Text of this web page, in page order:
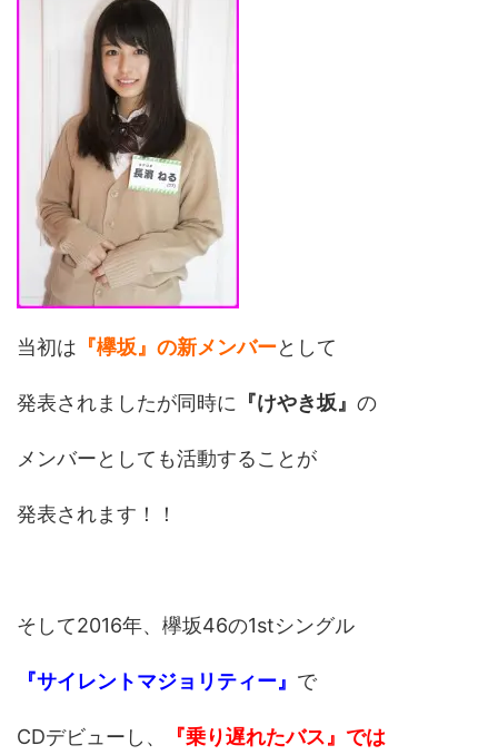
当初は 『欅坂』の新メンバーとして
発表されましたが同時に 『けやき坂』 の
メンバーとしても活動することが
発表されます！！
そして2016年、欅坂46の1stシングル
『サイレントマジョリティー』 で
CDデビューし、 『乗り遅れたバス』では